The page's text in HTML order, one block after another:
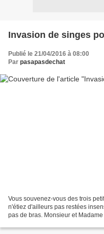
Invasion de singes
Publié le 21/04/2016 à 08:00
Par pasapasdechat
Vous souvenez-vous des trois
n'étiez d'ailleurs pas restées
pas de bras. Monsieur et